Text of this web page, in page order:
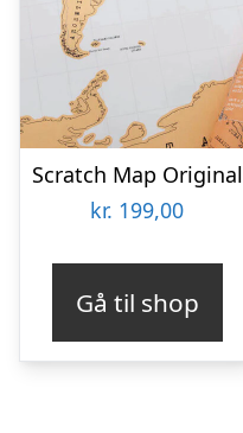
Scratch Map Original
kr. 199,00
Gå til shop